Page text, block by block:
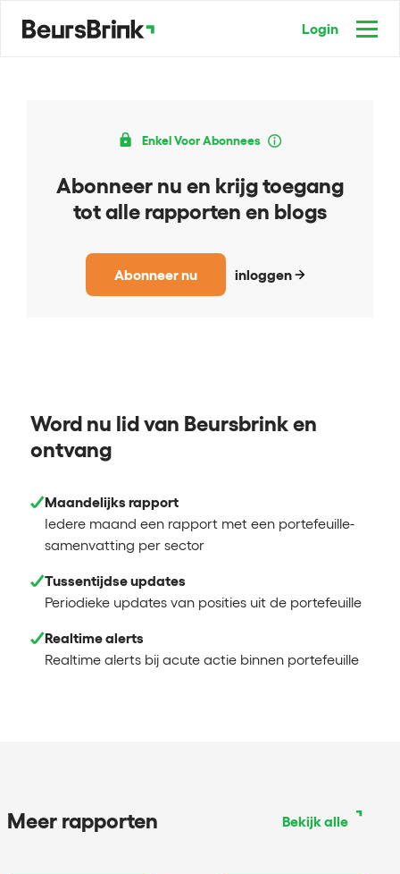
Login
Enkel Voor Abonnees
Abonneer nu en krijg toegang
tot alle rapporten en blogs
Abonneer nu inloggen
Word nu lid van Beursbrink en
ontvang
Maandelijks rapport
Iedere maand een rapport met een portefeuille-
samenvatting per sector
Tussentijdse updates
Periodieke updates van posities uit de portefeuille
Realtime alerts
Realtime alerts bij acute actie binnen portefeuille
Meer rapporten Bekijk alle